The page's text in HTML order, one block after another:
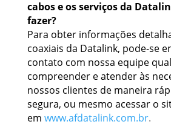
cabos e os serviços da
fazer?
Para obter informações
coaxiais da Datalink, pode-se
contato com nossa equipe
compreender e atender às
nossos clientes de maneira
segura, ou mesmo acessar o
em www.afdatalink.com.br.